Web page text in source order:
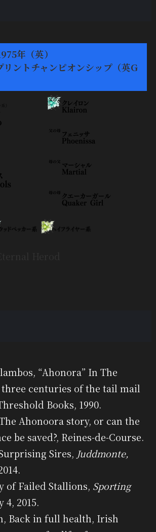
年（英）
ントチャンピオンシップ（英G
“Ahonora” In The
centuries of the tail mail
Books, 1990.
Ahonoora story, or can the
be saved?, Reines-de-Course.
Sires, Juddmonte,
of Failed Stallions, Sporting
4, 2015.
Back in full health, Irish